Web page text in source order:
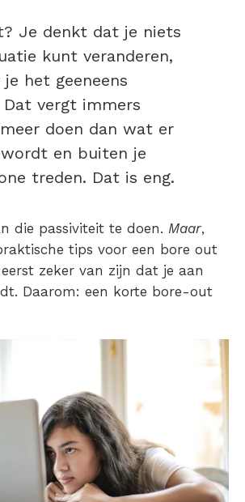
? Je denkt dat je niets
kunt veranderen,
het geeneens
vergt immers
doen dan wat er
wordt en buiten je
treden. Dat is eng.
die passiviteit te doen. Maar,
tips voor een bore out
zeker van zijn dat je aan
Daarom: een korte bore-out